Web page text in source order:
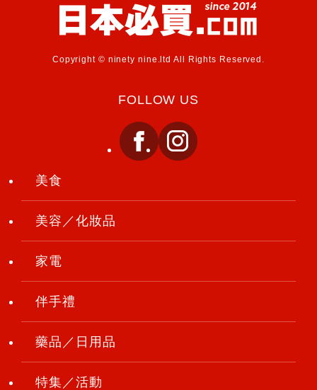
Copyright © ninety nine.ltd All Rights Reserved.
FOLLOW US
美食
美容／化妝品
家電
伴手禮
藥品／日用品
特集／活動